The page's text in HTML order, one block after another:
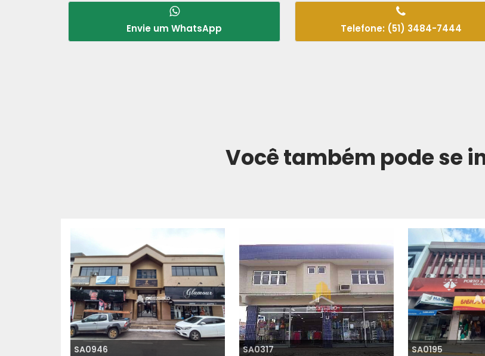
Envie um WhatsApp Telefone: (51) 3484-7444
Você também pode se
SA0946 SA0317 SA0195